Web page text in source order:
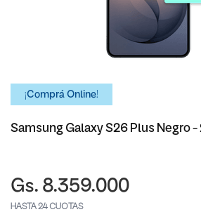
¡Comprá Online!
Samsung Galaxy S26 Plus Negro -
Gs. 8.359.000
HASTA 24 CUOTAS